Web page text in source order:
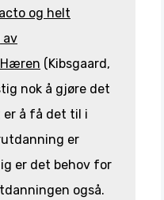
og helt
av
(Kibsgaard,
nok å gjøre det
er å få det til i
er
er det behov for
også.